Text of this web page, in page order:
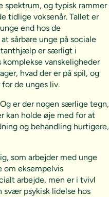
spektrum, og typisk rammer
tidlige voksenår. Tallet er
end hos de
sårbare unge på sociale
er særligt i
vanskeligheder
hvad der er på spil, og
de unges liv.
er der nogen særlige tegn,
kan holde øje med for at
og behandling hurtigere,
som arbejder med unge
om eksempelvis
arbejde, men er i tvivl
svær psykisk lidelse hos